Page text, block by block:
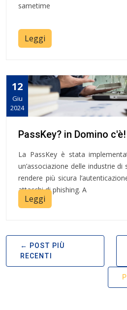
sametime
Leggi
12
Giu
2024
PassKey? in Domino c'è!
La PassKey è stata
un’associazione delle industrie
rendere più sicura
attacchi di phishing. A
Leggi
POST PIÙ
RECENTI